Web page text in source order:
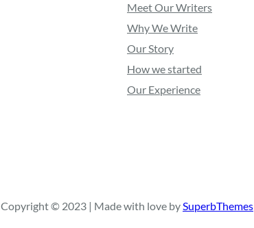
Meet Our Writers
Why We Write
Our Story
How we started
Our Experience
Copyright © 2023 | Made with love bySuperbThemes